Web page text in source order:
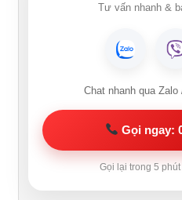
Tư vấn nhanh &
Chat nhanh qua
Gọi ngay:
Gọi lại trong 5